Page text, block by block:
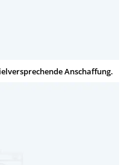
Anschaffung.